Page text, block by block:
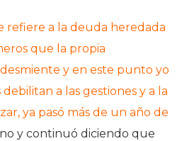
refiere a la deuda heredada
que la propia
y en este punto yo
a las gestiones y a la
ya pasó más de un año de
y continuó diciendo que